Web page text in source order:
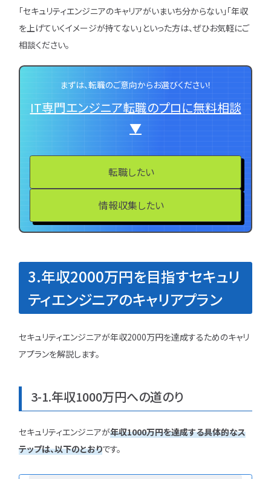
「セキュリティエンジニアのキャリアがいまいち分からない」「年収
を上げていくイメージが持てない」といった方は、ぜひお気軽にご
相談ください。
まずは、転職のご意向からお選びください！
IT専門エンジニア転職のプロに無料相談
▼
転職したい
情報収集したい
3.年収2000万円を目指すセキュリ
ティエンジニアのキャリアプラン
セキュリティエンジニアが年収2000万円を達成するためのキャリ
アプランを解説します。
3-1.年収1000万円への道のり
セキュリティエンジニアが年収1000万円を達成する具体的なス
テップは、以下のとおりです。